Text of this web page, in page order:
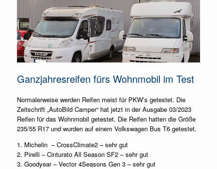
Ganzjahresreifen fürs Wohnmobil im Test
Normalerweise werden Reifen meist für PKW’s getestet. Die
Zeitschrift „AutoBild Camper“ hat jetzt in der Ausgabe 03/2023
Reifen für das Wohnmobil getestet. Die Reifen hatten die Größe
235/55 R17 und wurden auf einem Volkswagen Bus T6 getestet.
1. Michelin – CrossClimate2 – sehr gut
2. Pirelli – Cinturato All Season SF2 – sehr gut
3. Goodyear – Vector 4Seasons Gen 3 – sehr gut